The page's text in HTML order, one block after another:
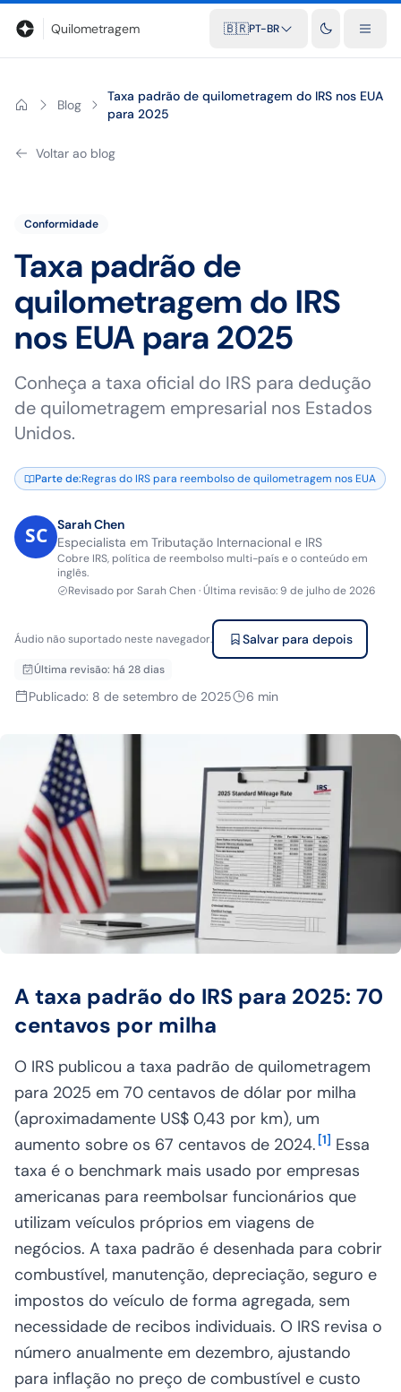
BlogCalculadora de quilometragemGlossárioDistâncias
Quilometragem 🇧🇷PT-BR
Blog
Taxa padrão de quilometragem do IRS nos EUA
para 2025
Voltar ao blog
Conformidade
Taxa padrão de
quilometragem do IRS
nos EUA para 2025
Conheça a taxa oficial do IRS para dedução
de quilometragem empresarial nos Estados
Unidos.
Parte de:Regras do IRS para reembolso de quilometragem nos EUA
Sarah Chen
Especialista em Tributação Internacional e IRS
Cobre IRS, política de reembolso multi-país e o conteúdo em
inglês.
Revisado porSarah Chen ·Última revisão:9 de julho de 2026
Áudio não suportado neste navegador. Salvar para depois
Última revisão: há 28 dias
Publicado: 8 de setembro de 2025 6 min
A taxa padrão do IRS para 2025: 70
centavos por milha
O IRS publicou a taxa padrão de quilometragem
para 2025 em 70 centavos de dólar por milha
(aproximadamente US$ 0,43 por km), um
aumento sobre os 67 centavos de 2024. [1] Essa
taxa é o benchmark mais usado por empresas
americanas para reembolsar funcionários que
utilizam veículos próprios em viagens de
negócios. A taxa padrão é desenhada para cobrir
combustível, manutenção, depreciação, seguro e
impostos do veículo de forma agregada, sem
necessidade de recibos individuais. O IRS revisa o
número anualmente em dezembro, ajustando
para inflação no preço de combustível e custo